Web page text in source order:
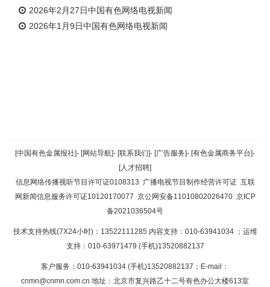
2026年2月27日中国有色网络电视新闻
2026年1月9日中国有色网络电视新闻
返回顶部
返回首页
[中国有色金属报社]- [网站导航]- [联系我们]- [广告服务]- [有色金属商务平台]-
[人才招聘]
信息网络传播视听节目许可证0108313 广播电视节目制作经营许可证 互联
网新闻信息服务许可证10120170077 京公网安备11010802026470 京ICP
备2021036504号
技术支持热线(7X24小时)：13522111285 内容支持：010-63941034 ；运维
支持：010-63971479 (手机)13520882137
客户服务：010-63941034 (手机)13520882137；E-mail：
cnmn@cnmn.com.cn 地址：北京市复兴路乙十二号有色办公大楼613室